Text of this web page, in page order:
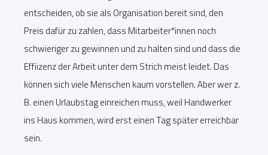
entscheiden, ob sie als Organisation bereit sind, den
Preis dafür zu zahlen, dass Mitarbeiter*innen noch
schwieriger zu gewinnen und zu halten sind und dass die
Effiizenz der Arbeit unter dem Strich meist leidet. Das
können sich viele Menschen kaum vorstellen. Aber wer z.
B. einen Urlaubstag einreichen muss, weil Handwerker
ins Haus kommen, wird erst einen Tag später erreichbar
sein.